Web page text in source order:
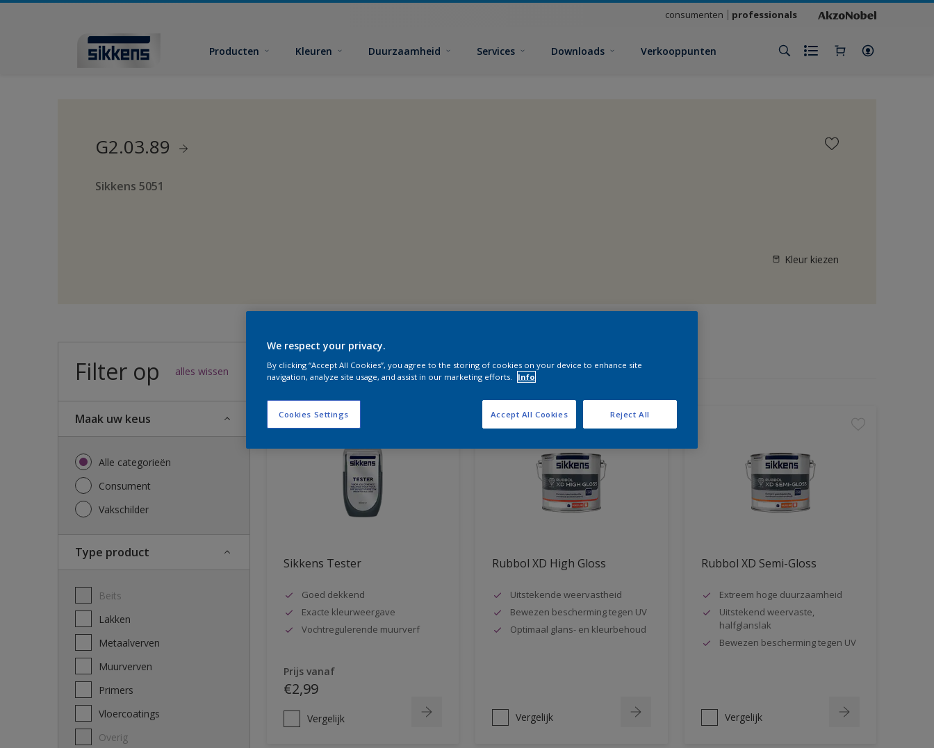
consumenten professionals
Producten Kleuren Duurzaamheid Services Downloads Verkooppunten
G2.03.89
Sikkens 5051
Kleur kiezen
Filter op alles wissen
Maak uw keus
Alle categorieën
Consument
Vakschilder
Type product
Beits
Lakken
Metaalverven
Muurverven
Primers
Vloercoatings
Overig
57resultaten voor jou
Sikkens Tester
Goed dekkend
Exacte kleurweergave
Vochtregulerende muurverf
Prijs vanaf
€2,99
Vergelijk
Rubbol XD High Gloss
Uitstekende weervastheid
Bewezen bescherming tegen UV
Optimaal glans- en kleurbehoud
Vergelijk
Rubbol XD Semi-Gloss
Extreem hoge duurzaamheid
Uitstekend weervaste,
halfglanslak
Bewezen bescherming tegen UV
Vergelijk
We respect your privacy.
By clicking “Accept All Cookies”, you agree to the storing of cookies on your device to enhance site
navigation, analyze site usage, and assist in our marketing efforts.
Info
Cookies Settings Reject All
Accept All Cookies